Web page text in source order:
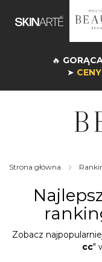
🔥
➤
Strona główna
Zobacz
cc"